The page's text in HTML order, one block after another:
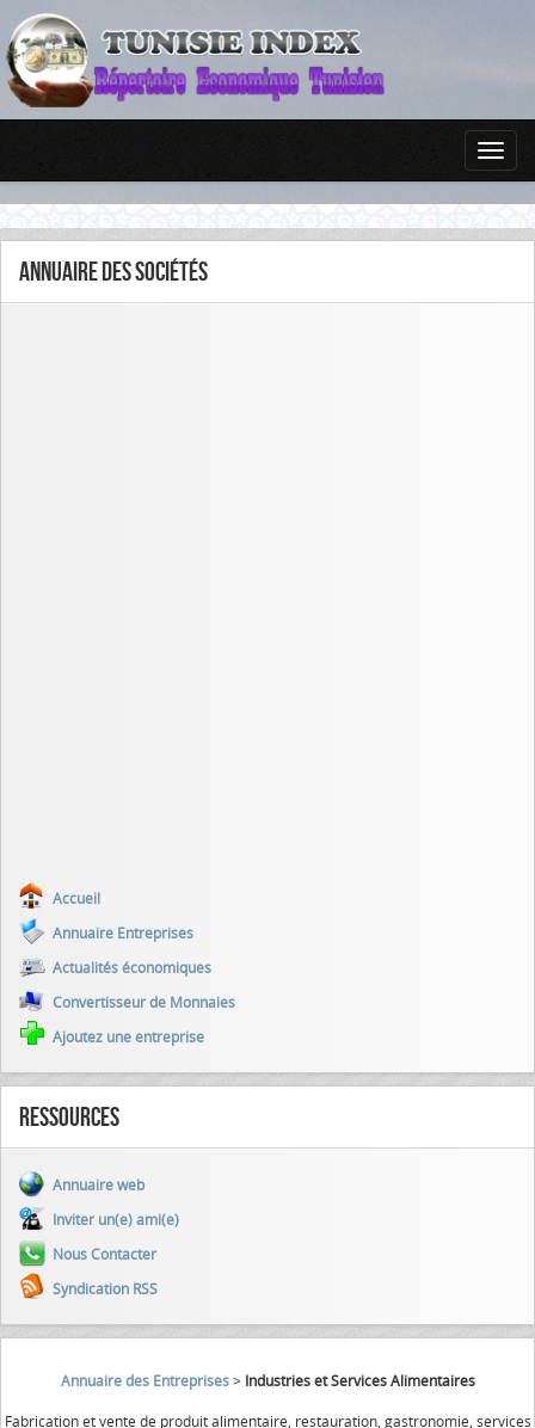
Annuaire des sociétés
Accueil
Annuaire Entreprises
Actualités économiques
Convertisseur de Monnaies
Ajoutez une entreprise
Ressources
Annuaire web
Inviter un(e) ami(e)
Nous Contacter
Syndication RSS
Annuaire des Entreprises> Industries et Services Alimentaires
Fabrication et vente de produit alimentaire, restauration, gastronomie, services